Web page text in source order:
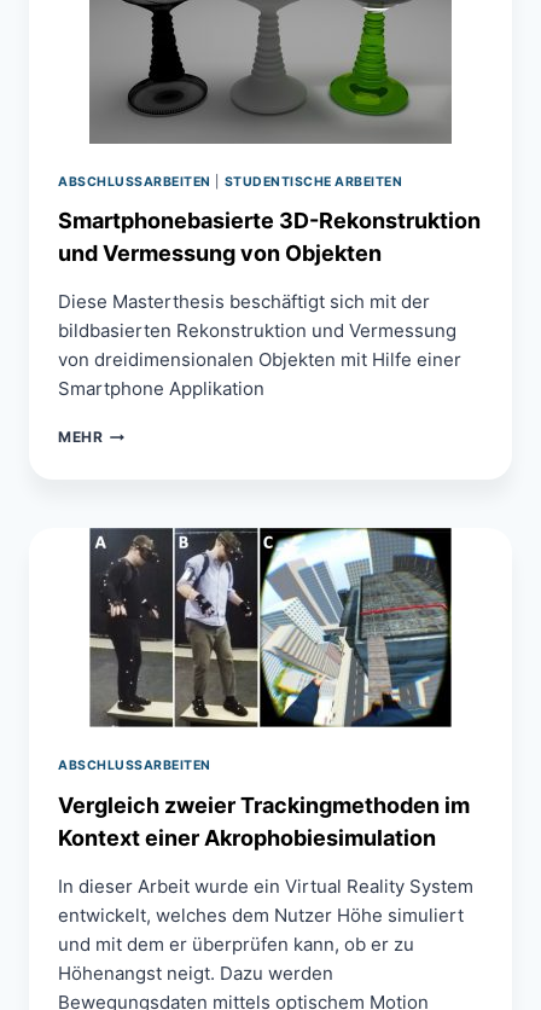
ABSCHLUSSARBEITEN STUDENTISCHE ARBEITEN
Smartphonebasierte 3D-Rekonstruktion
und Vermessung von Objekten
Diese Masterthesis beschäftigt sich mit der
bildbasierten Rekonstruktion und Vermessung
von dreidimensionalen Objekten mit Hilfe einer
Smartphone Applikation
MEHRSMARTPHONEBASIERTE
VERMESSUNG
VON
OBJEKTEN
ABSCHLUSSARBEITEN
Vergleich zweier Trackingmethoden im
Kontext einer Akrophobiesimulation
In dieser Arbeit wurde ein Virtual Reality System
entwickelt, welches dem Nutzer Höhe simuliert
und mit dem er überprüfen kann, ob er zu
Höhenangst neigt. Dazu werden
Bewegungsdaten mittels optischem Motion